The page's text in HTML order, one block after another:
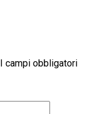
I campi obbligatori